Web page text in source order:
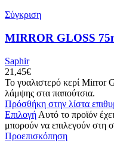
Σύγκριση
MIRROR GLOSS
Saphir
21,45€
Το γυαλιστερό κερί Mirror
λάμψης στα παπούτσια.
Πρόσθήκη στην λίστα
Επιλογή Αυτό το προϊόν
μπορούν να επιλεγούν στη
Προεπισκόπηση